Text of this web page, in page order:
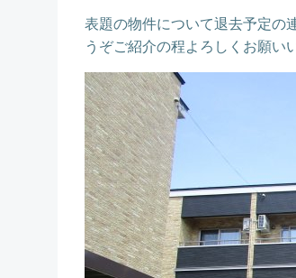
表題の物件について退去予定の
うぞご紹介の程よろしくお願い